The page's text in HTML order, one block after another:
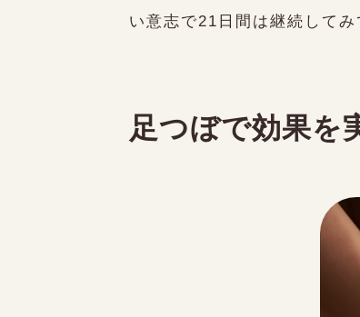
い意志で21日間は継続してみ
足つぼで効果を